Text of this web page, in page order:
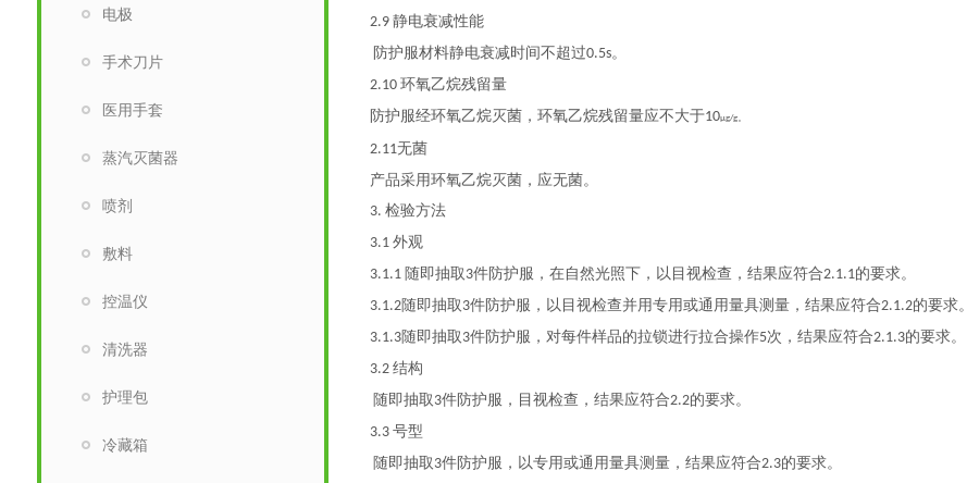
电极
手术刀片
医用手套
蒸汽灭菌器
喷剂
敷料
控温仪
清洗器
护理包
冷藏箱
2.9静电衰减性能
防护服材料静电衰减时间不超过0.5s。
2.10环氧乙烷残留量
防护服经环氧乙烷灭菌，环氧乙烷残留量应不大于10μg/g。
2.11无菌
产品采用环氧乙烷灭菌，应无菌。
3.检验方法
3.1外观
3.1.1 随即抽取 3件防护服，在自然光照下，以目视检查，结果应符合2.1.1的要求。
3.1.2随即抽取 3件防护服，以目视检查并用专用或通用量具测量，结果应符合2.1.2的要求。
3.1.3随即抽取 3件防护服，对每件样品的拉锁进行拉合操作5次，结果应符合2.1.3的要求。
3.2结构
随即抽取 3件防护服，目视检查，结果应符合2.2的要求。
3.3号型
随即抽取 3件防护服，以专用或通用量具测量，结果应符合2.3的要求。